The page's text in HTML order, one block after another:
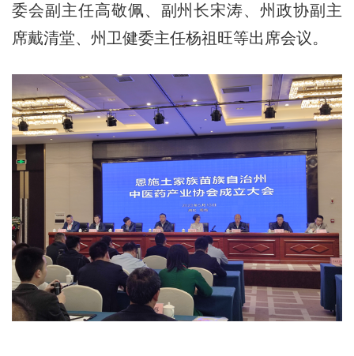
委会副主任高敬佩、副州长宋涛、州政协副主
席戴清堂、州卫健委主任杨祖旺等出席会议。